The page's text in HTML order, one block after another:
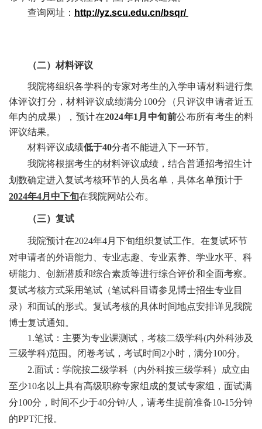
查询网址： http://yz.scu.edu.cn/bsqr/
（二）材料评议
我院将组织各学科的专家对考生的入学申请材料进行集
体评议打分，材料评议成绩满分100分（只评议申请者近五
年内的成果），预计在2024年1月中旬前公布所有考生的料
评议结果。
材料评议成绩低于40分者不能进入下一环节。
我院将根据考生的材料评议成绩，结合普通招考招生计
划数确定进入复试考核环节的人员名单，具体名单预计于
2024年4月中下旬在我院网站公布。
（三）复试
我院预计在2024年4月下旬组织复试工作。在复试环节
对申请者的外语能力、专业志趣、专业素养、学业水平、科
研能力、创新潜质和综合素质等进行综合评价和全面考察。
复试考核方式采用笔试（笔试科目请参见博士招生专业目
录）和面试的形式。复试考核的具体时间地点安排详见我院
博士复试通知。
1.笔试：主要为专业课测试，考核二级学科(内外科涉及
三级学科)范围。闭卷考试，考试时间2小时，满分100分。
2.面试：学院按二级学科（内外科按三级学科）成立由
至少10名以上具有高级职称专家组成的复试专家组，面试满
分100分，时间不少于40分钟/人，请考生提前准备10-15分钟
的PPT汇报。